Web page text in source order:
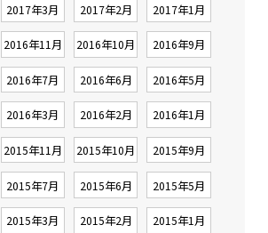
2017年3月 2017年2月 2017年1月
2016年11月 2016年10月 2016年9月
2016年7月 2016年6月 2016年5月
2016年3月 2016年2月 2016年1月
2015年11月 2015年10月 2015年9月
2015年7月 2015年6月 2015年5月
2015年3月 2015年2月 2015年1月